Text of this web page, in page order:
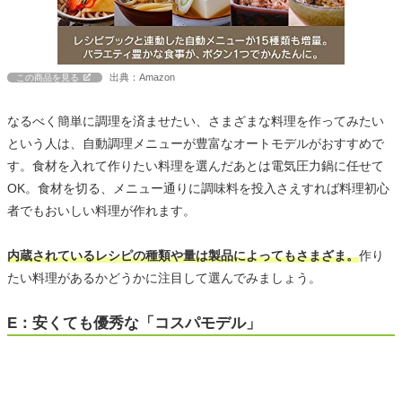
この商品を見る 出典：Amazon
なるべく簡単に調理を済ませたい、さまざまな料理を作ってみたい
という人は、自動調理メニューが豊富なオートモデルがおすすめで
す。食材を入れて作りたい料理を選んだあとは電気圧力鍋に任せて
OK。食材を切る、メニュー通りに調味料を投入さえすれば料理初心
者でもおいしい料理が作れます。
内蔵されているレシピの種類や量は製品によってもさまざま。作り
たい料理があるかどうかに注目して選んでみましょう。
E：安くても優秀な「コスパモデル」